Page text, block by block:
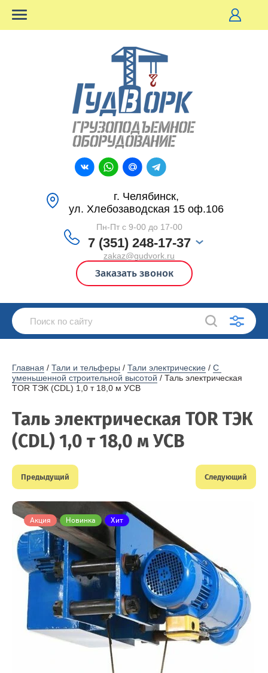
г. Челябинск,
ул. Хлебозаводская 15 оф.106
Пн-Пт с 9-00 до 17-00
7 (351) 248-17-37
zakaz@gudvork.ru
Заказать звонок
Главная / Тали и тельферы / Тали электрические / С
уменьшенной строительной высотой / Таль электрическая
TOR ТЭК (CDL) 1,0 т 18,0 м УСВ
Таль электрическая TOR ТЭК
(CDL) 1,0 т 18,0 м УСВ
Предыдущий Следующий
Акция Новинка Хит